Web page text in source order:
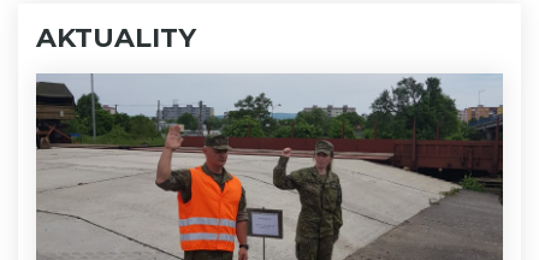
AKTUALITY